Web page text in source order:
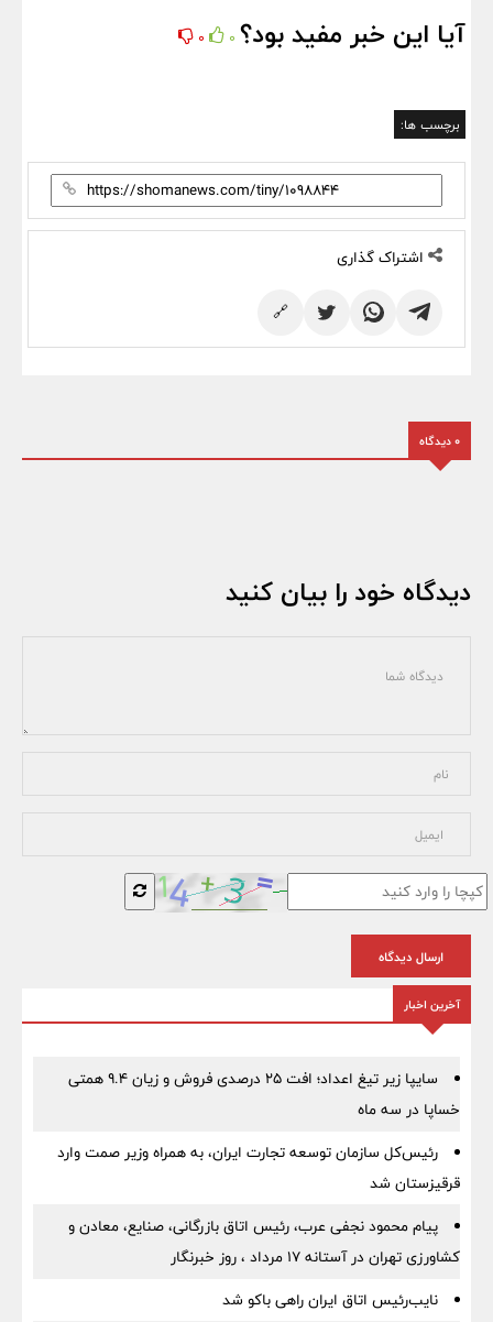
آیا این خبر مفید بود؟ 0
0
برچسب ها:
اشتراک گذاری
🔗
0 دیدگاه
دیدگاه خود را بیان کنید
ارسال دیدگاه
آخرین اخبار
سایپا زیر تیغ اعداد؛ افت ۲۵ درصدی فروش و زیان ۹.۴ همتی
خساپا در سه ماه
رئیس‌کل سازمان توسعه تجارت ایران، به همراه وزیر صمت وارد
قرقیزستان شد
پیام محمود نجفی عرب، رئیس اتاق بازرگانی، صنایع، معادن و
کشاورزی تهران در آستانه 17 مرداد ، روز خبرنگار
نایب‌رئیس اتاق ایران راهی باکو شد